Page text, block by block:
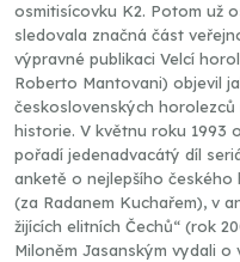
osmitisícovku K2. Potom už
sledovala značná část
výpravné publikaci Velcí
Roberto Mantovani) objevil
československých
historie. V květnu roku 1993
pořadí jedenadvacátý díl
anketě o nejlepšího českého
(za Radanem Kuchařem), v
žijících elitních Čechů“ (rok
Miloněm Jasanským vydali o